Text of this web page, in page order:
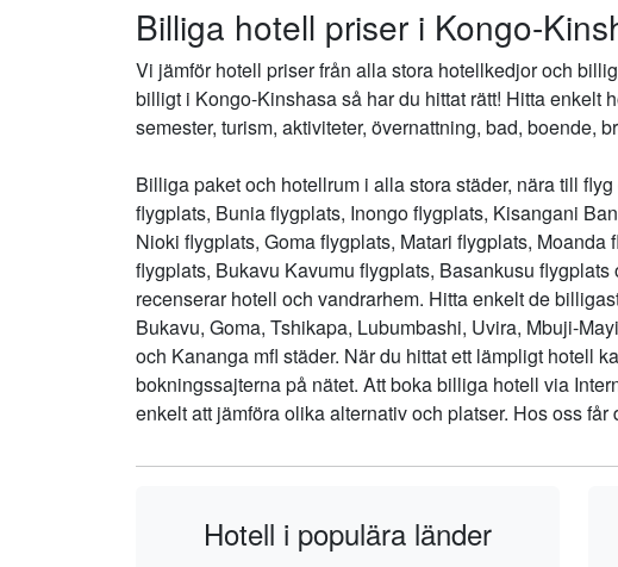
Billiga hotell priser i Kongo-
Vi jämför hotell priser från alla stora hotellkedjor och
billigt i Kongo-Kinshasa så har du hittat rätt! Hitta enkelt
semester, turism, aktiviteter, övernattning, bad, boende,
Billiga paket och hotellrum i alla stora städer, nära till
flygplats, Bunia flygplats, Inongo flygplats, Kisangani
Nioki flygplats, Goma flygplats, Matari flygplats,
flygplats, Bukavu Kavumu flygplats, Basankusu
recenserar hotell och vandrarhem. Hitta enkelt de
Bukavu, Goma, Tshikapa, Lubumbashi, Uvira, Mbuji-
och Kananga mfl städer. När du hittat ett lämpligt hotell
bokningssajterna på nätet. Att boka billiga hotell via
enkelt att jämföra olika alternativ och platser. Hos oss
Hotell i populära länder